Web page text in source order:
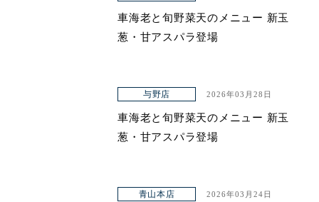
車海老と旬野菜天のメニュー 新玉
葱・甘アスパラ登場
与野店 2026年03月28日
車海老と旬野菜天のメニュー 新玉
葱・甘アスパラ登場
青山本店 2026年03月24日